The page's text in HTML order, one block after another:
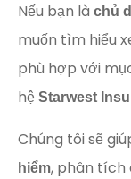
Nếu bạn là chủ
muốn tìm hiểu
phù hợp với
hệ Starwest
Chúng tôi sẽ
hiểm, phân tích